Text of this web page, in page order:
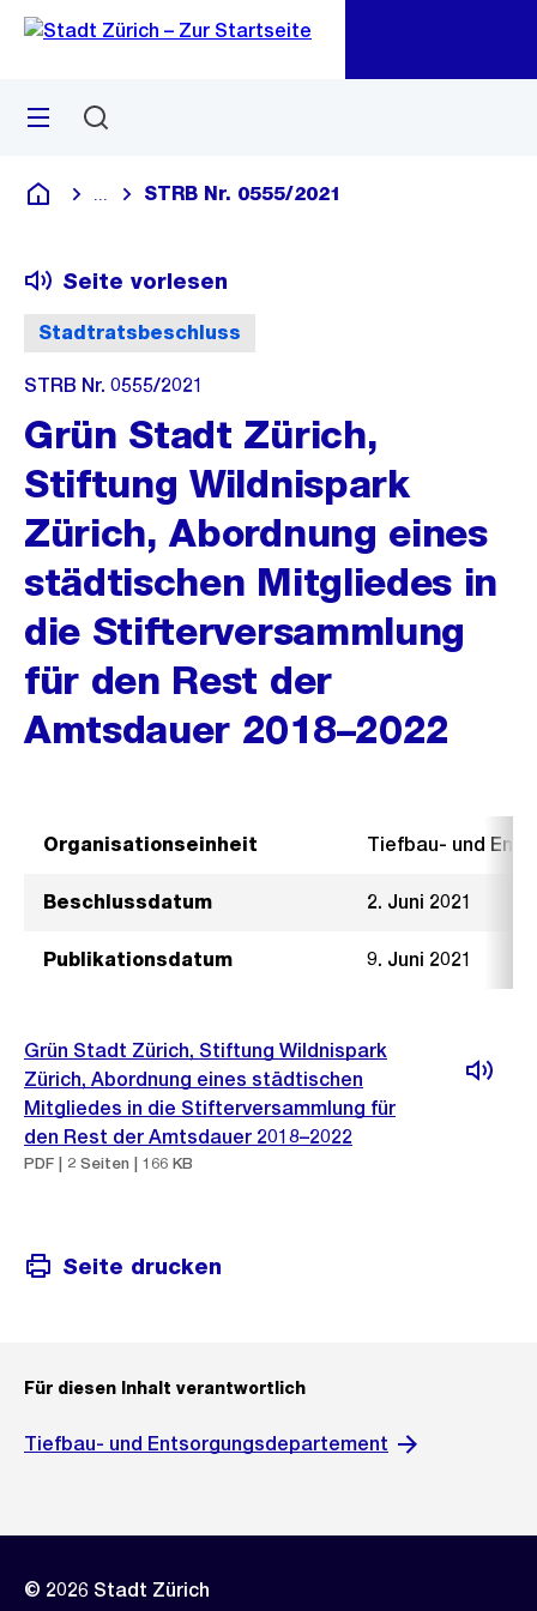
Navigation
Sprunglink
Menü
Deutsch
Blende alle Breadcrumbs ein
STRB Nr. 0555/2021
Stadtratsbeschluss
Seite vorlesen
STRB Nr. 0555/2021
Grün Stadt Zürich,
Stiftung Wildnispark
Zürich, Abordnung eines
städtischen Mitgliedes in
die Stifterversammlung
für den Rest der
Amtsdauer 2018–2022
Organisationseinheit Tiefbau- und
Beschlussdatum 2. Juni 2021
Publikationsdatum 9. Juni 2021
Grün Stadt Zürich, Stiftung Wildnispark
Zürich, Abordnung eines städtischen
Mitgliedes in die Stifterversammlung für
den Rest der Amtsdauer 2018–2022
PDF | 2 Seiten | 166 KB
Seite drucken
Für diesen Inhalt verantwortlich
Tiefbau- und Entsorgungsdepartement
© 2026 Stadt Zürich